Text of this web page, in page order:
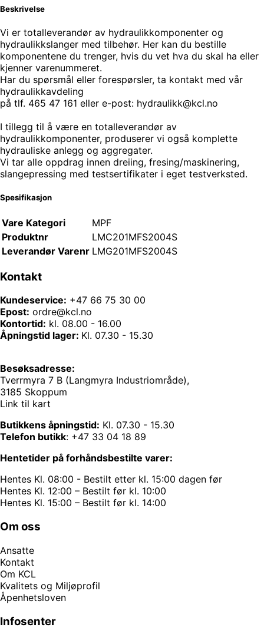
Beskrivelse
Vi er totalleverandør av hydraulikkomponenter og
hydraulikkslanger med tilbehør. Her kan du bestille
komponentene du trenger, hvis du vet hva du skal ha eller
kjenner varenummeret.
Har du spørsmål eller forespørsler, ta kontakt med vår
hydraulikkavdeling
på tlf. 465 47 161 eller e-post: hydraulikk@kcl.no
I tillegg til å være en totalleverandør av
hydraulikkomponenter, produserer vi også komplette
hydrauliske anlegg og aggregater.
Vi tar alle oppdrag innen dreiing, fresing/maskinering,
slangepressing med testsertifikater i eget testverksted.
Spesifikasjon
Vare Kategori
MPF
Produktnr
LMC201MFS2004S
Leverandør Varenr LMG201MFS2004S
Kontakt
Kundeservice: +47 66 75 30 00
Epost: ordre@kcl.no
Kontortid: kl. 08.00 - 16.00
Åpningstid lager: Kl. 07.30 - 15.30
Besøksadresse:
Tverrmyra 7 B (Langmyra Industriområde),
3185 Skoppum
Link til kart
Butikkens åpningstid: Kl. 07.30 - 15.30
Telefon butikk: +47 33 04 18 89
Hentetider på forhåndsbestilte varer:
Hentes Kl. 08:00 - Bestilt etter kl. 15:00 dagen før
Hentes Kl. 12:00 – Bestilt før kl. 10:00
Hentes Kl. 15:00 – Bestilt før kl. 14:00
Om oss
Ansatte
Kontakt
Om KCL
Kvalitets og Miljøprofil
Åpenhetsloven
Infosenter